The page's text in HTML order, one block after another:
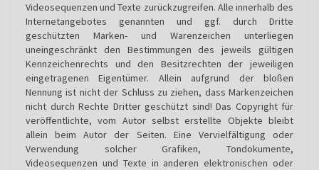
Videosequenzen und Texte zurückzugreifen. Alle innerhalb des
Internetangebotes genannten und ggf. durch Dritte
geschützten Marken- und Warenzeichen unterliegen
uneingeschränkt den Bestimmungen des jeweils gültigen
Kennzeichenrechts und den Besitzrechten der jeweiligen
eingetragenen Eigentümer. Allein aufgrund der bloßen
Nennung ist nicht der Schluss zu ziehen, dass Markenzeichen
nicht durch Rechte Dritter geschützt sind! Das Copyright für
veröffentlichte, vom Autor selbst erstellte Objekte bleibt
allein beim Autor der Seiten. Eine Vervielfältigung oder
Verwendung solcher Grafiken, Tondokumente,
Videosequenzen und Texte in anderen elektronischen oder